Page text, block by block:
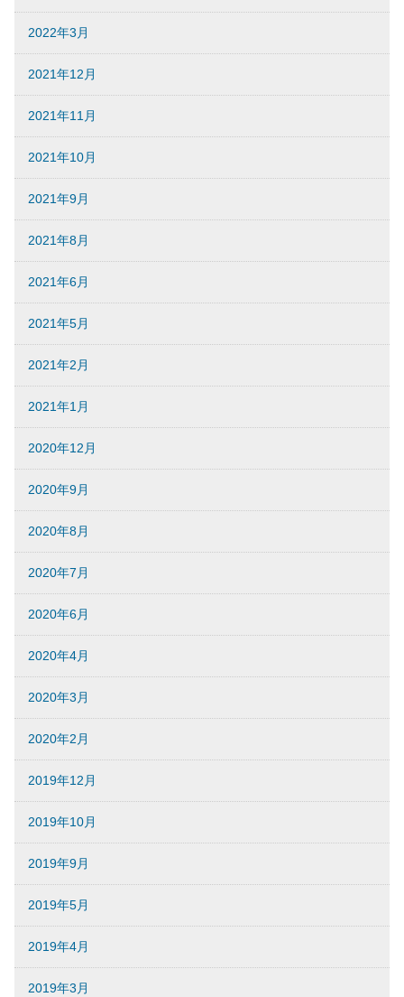
2022年3月
2021年12月
2021年11月
2021年10月
2021年9月
2021年8月
2021年6月
2021年5月
2021年2月
2021年1月
2020年12月
2020年9月
2020年8月
2020年7月
2020年6月
2020年4月
2020年3月
2020年2月
2019年12月
2019年10月
2019年9月
2019年5月
2019年4月
2019年3月